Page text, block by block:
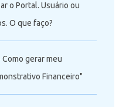
o Portal. Usuário ou
O que faço?
gerar meu
Financeiro"